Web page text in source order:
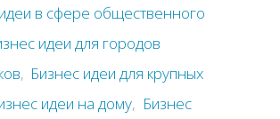
в сфере общественного
идеи для городов
, Бизнес идеи для крупных
идеи на дому, Бизнес